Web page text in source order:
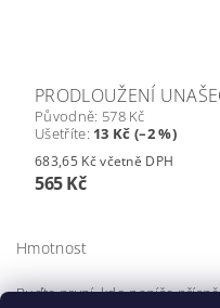
PRODLOUŽENÍ
Původně: 578 Kč
Ušetříte: 13 Kč (–2 %)
683,65 Kč včetně DPH
565 Kč
Hmotnost
Buďte první, kdo napíše